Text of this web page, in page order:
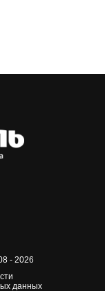
- 2026
данных